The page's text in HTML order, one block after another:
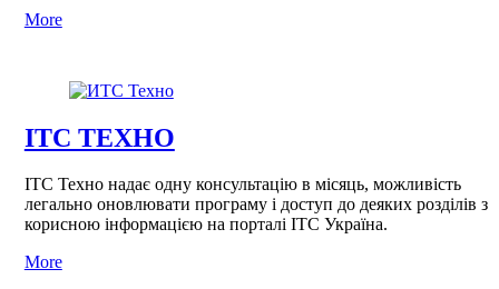
More
ІТС ТЕХНО
ІТС Техно надає одну консультацію в місяць, можливість
легально оновлювати програму і доступ до деяких розділів з
корисною інформацією на порталі ІТС Україна.
More